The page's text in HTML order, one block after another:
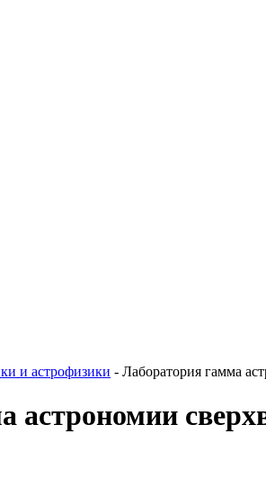
и астрофизики - Лаборатория гамма